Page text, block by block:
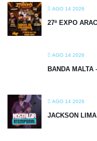
AGO 14 2026
27ª EXPO
AGO 14 2026
BANDA MALTA
AGO 14 2026
JACKSON